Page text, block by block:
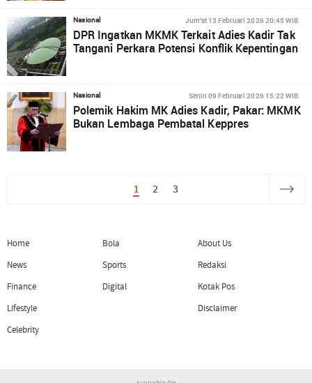
Nasional Jum'at 13 Februari 2026 20:45 WIB
DPR Ingatkan MKMK Terkait Adies Kadir Tak
Tangani Perkara Potensi Konflik Kepentingan
Nasional Senin 09 Februari 2026 15:22 WIB
Polemik Hakim MK Adies Kadir, Pakar: MKMK
Bukan Lembaga Pembatal Keppres
1 2 3
Home
News
Finance
Lifestyle
Celebrity
Bola
Sports
Digital
About Us
Redaksi
Kotak Pos
Disclaimer